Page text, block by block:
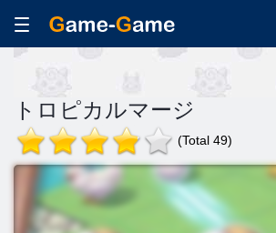
トロピカルマージ
(Total 49)